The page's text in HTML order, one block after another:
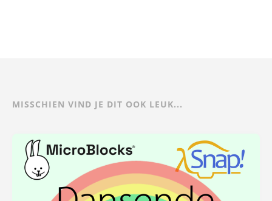
MISSCHIEN VIND JE DIT OOK LEUK...